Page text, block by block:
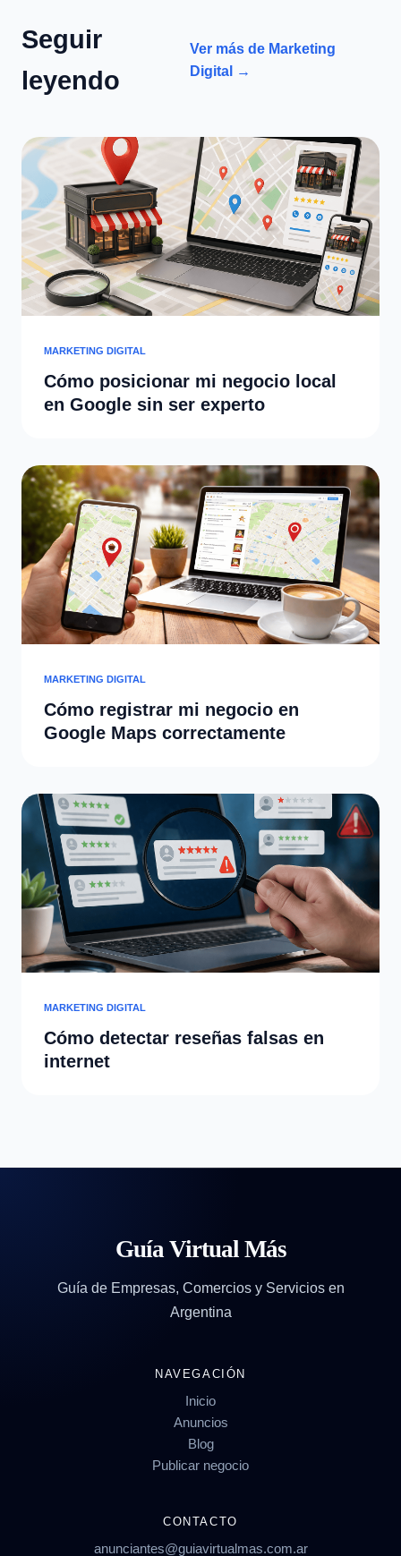
Seguir
leyendo
Ver más de Marketing
Digital →
MARKETING DIGITAL
Cómo posicionar mi negocio local
en Google sin ser experto
MARKETING DIGITAL
Cómo registrar mi negocio en
Google Maps correctamente
MARKETING DIGITAL
Cómo detectar reseñas falsas en
internet
Guía Virtual Más
Guía de Empresas, Comercios y Servicios en
Argentina
NAVEGACIÓN
Inicio
Anuncios
Blog
Publicar negocio
CONTACTO
anunciantes@guiavirtualmas.com.ar